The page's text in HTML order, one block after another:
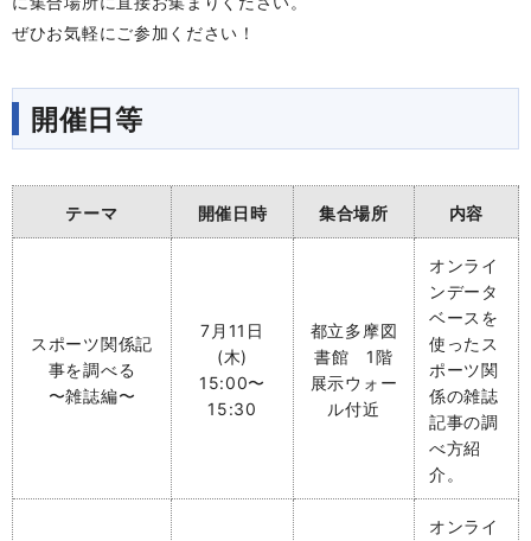
ぜひお気軽にご参加ください！
開催日等
テーマ 開催日時 集合場所 内容
スポーツ関係記
事を調べる
〜雑誌編〜
7月11日
(木)
15:00〜
15:30
都立多摩図
書館 1階
展示ウォー
ル付近
オンライ
ンデータ
ベースを
使ったス
ポーツ関
係の雑誌
記事の調
べ方紹
介。
オンライ